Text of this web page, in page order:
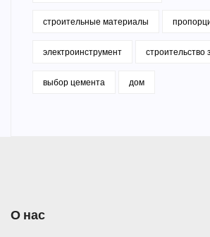
строительные материалы
электроинструмент строительство
выбор цемента дом
О нас